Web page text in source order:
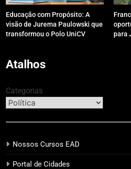
Educação com Propósito: A
visão de Jurema Paulowski que
transformou o Polo UniCV
para
Atalhos
Categorias
Nossos Cursos EAD
Portal de Cidades